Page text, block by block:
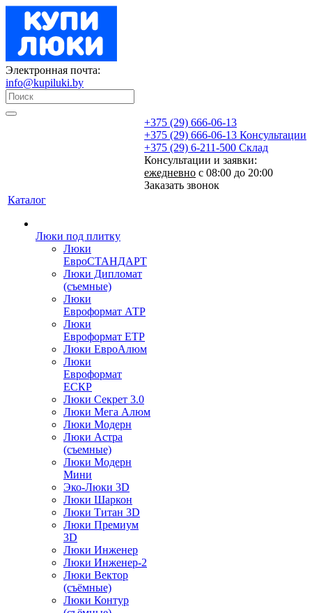
Электронная почта:
info@kupiluki.by
+375 (29) 666-06-13
+375 (29) 666-06-13 Консультации
+375 (29) 6-211-500 Склад
Консультации и заявки:
ежедневно с 08:00 до 20:00
Заказать звонок
Каталог
Люки под плитку
Люки
ЕвроСТАНДАРТ
Люки Дипломат
(съемные)
Люки
Евроформат АТР
Люки
Евроформат ЕТР
Люки ЕвроАлюм
Люки
Евроформат
ЕСКР
Люки Секрет 3.0
Люки Мега Алюм
Люки Модерн
Люки Астра
(съемные)
Люки Модерн
Мини
Эко-Люки 3D
Люки Шаркон
Люки Титан 3D
Люки Премиум
3D
Люки Инженер
Люки Инженер-2
Люки Вектор
(съёмные)
Люки Контур